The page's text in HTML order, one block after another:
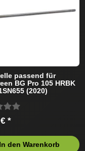
passend für
BG Pro 105 HRBK
(2020)
*
In den Warenkorb